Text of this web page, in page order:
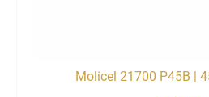
Molicel 21700 P45B |